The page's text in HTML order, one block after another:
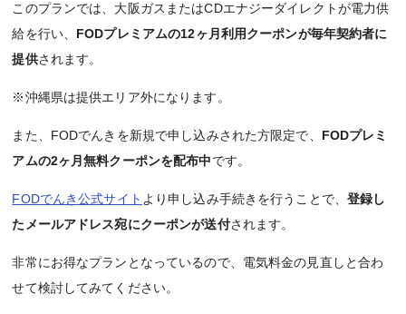
このプランでは、大阪ガスまたはCDエナジーダイレクトが電力供
給を行い、 FODプレミアムの12ヶ月利用クーポンが毎年契約者に
提供されます。
※沖縄県は提供エリア外になります。
また、FODでんきを新規で申し込みされた方限定で、 FODプレミ
アムの2ヶ月無料クーポンを配布中です。
FODでんき公式サイト より申し込み手続きを行うことで、 登録し
たメールアドレス宛にクーポンが送付されます。
非常にお得なプランとなっているので、電気料金の見直しと合わ
せて検討してみてください。